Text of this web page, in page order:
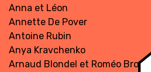
Anna et Léon
Annette De Pover
Antoine Rubin
Anya Kravchenko
Arnaud Blondel et Roméo Bron Bi